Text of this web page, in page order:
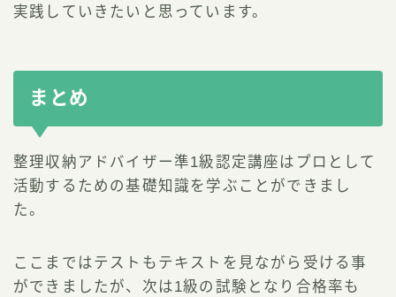
実践していきたいと思っています。
まとめ
整理収納アドバイザー準1級認定講座はプロとして
活動するための基礎知識を学ぶことができまし
た。
ここまではテストもテキストを見ながら受ける事
ができましたが、次は1級の試験となり合格率も